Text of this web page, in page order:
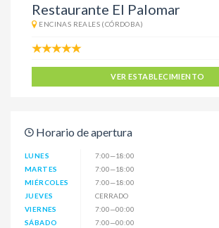
Restaurante El Palomar
ENCINAS REALES (CÓRDOBA)
VER ESTABLECIMIENTO
Horario de apertura
LUNES
7:00—18:00
MARTES
7:00—18:00
MIÉRCOLES
7:00—18:00
JUEVES
CERRADO
VIERNES
7:00—00:00
SÁBADO
7:00—00:00